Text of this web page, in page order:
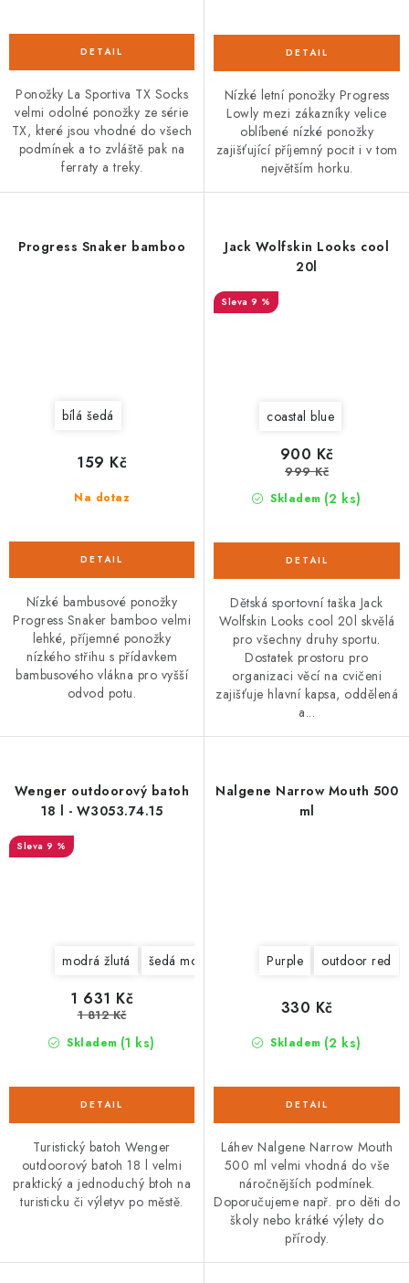
Ponožky La Sportiva TX Socks
velmi odolné ponožky ze série
TX, které jsou vhodné do všech
podmínek a to zvláště pak na
ferraty a treky.
Nízké letní ponožky Progress
Lowly mezi zákazníky velice
oblíbené nízké ponožky
zajišťující příjemný pocit i v tom
největším horku.
Progress Snaker bamboo
bílá šedá
Na dotaz
159 Kč
Nízké bambusové ponožky
Progress Snaker bamboo velmi
lehké, příjemné ponožky
nízkého střihu s přídavkem
bambusového vlákna pro vyšší
odvod potu.
Jack Wolfskin Looks cool
20l
9 %
coastal blue
Skladem (2 ks)
900 Kč
999 Kč
Dětská sportovní taška Jack
Wolfskin Looks cool 20l skvělá
pro všechny druhy sportu.
Dostatek prostoru pro
organizaci věcí na cvičeni
zajišťuje hlavní kapsa, oddělená
a...
Wenger outdoorový batoh
18 l - W3053.74.15
9 %
modrá žlutá šedá modrá žlutá šedá
Skladem (1 ks)
1 631 Kč
1 812 Kč
Turistický batoh Wenger
outdoorový batoh 18 l velmi
praktický a jednoduchý btoh na
turisticku či výletyv po městě.
Nalgene Narrow Mouth 500
ml
Purple outdoor red
Skladem (2 ks)
330 Kč
Láhev Nalgene Narrow Mouth
500 ml velmi vhodná do vše
náročnějších podmínek.
Doporučujeme např. pro děti do
školy nebo krátké výlety do
přírody.